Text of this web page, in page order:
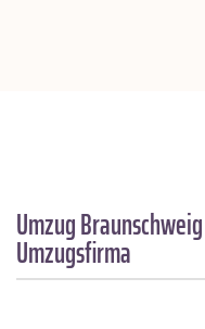
Umzug Braunschweig
Umzugsfirma